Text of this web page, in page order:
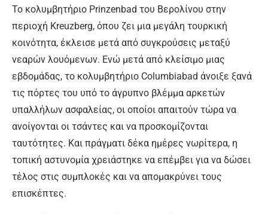
Το κολυμβητήριο Prinzenbad του Βερολίνου στην
περιοχή Kreuzberg, όπου ζει μια μεγάλη τουρκική
κοινότητα, έκλεισε μετά από συγκρούσεις μεταξύ
νεαρών λουόμενων. Ενώ μετά από κλείσιμο μιας
εβδομάδας, το κολυμβητήριο Columbiabad άνοιξε ξανά
τις πόρτες του υπό το άγρυπνο βλέμμα αρκετών
υπαλλήλων ασφαλείας, οι οποίοι απαιτούν τώρα να
ανοίγονται οι τσάντες και να προσκομίζονται
ταυτότητες. Και πράγματι δέκα ημέρες νωρίτερα, η
τοπική αστυνομία χρειάστηκε να επέμβει για να δώσει
τέλος στις συμπλοκές και να απομακρύνει τους
επισκέπτες.